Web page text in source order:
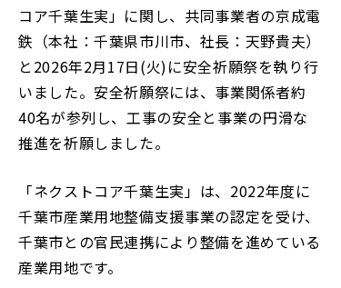
コア千葉生実」に関し、共同事業者の京成電
鉄（本社：千葉県市川市、社長：天野貴夫）
と2026年2月17日(火)に安全祈願祭を執り行
いました。安全祈願祭には、事業関係者約
40名が参列し、工事の安全と事業の円滑な
推進を祈願しました。
「ネクストコア千葉生実」は、2022年度に
千葉市産業用地整備支援事業の認定を受け、
千葉市との官民連携により整備を進めている
産業用地です。